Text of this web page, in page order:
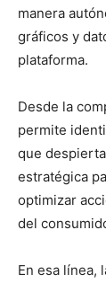
manera
gráficos y
plataforma.
Desde la
permite
que
estratégica
optimizar
del
En esa línea,